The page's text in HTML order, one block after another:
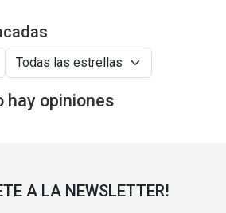
hay opiniones
A LA NEWSLETTER!